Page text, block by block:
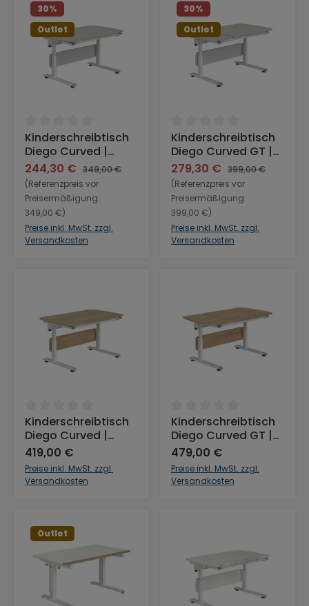
30%
Outlet
Durchschnittliche Bewertung von 0 von 5 Sternen
Kinderschreibtisch
Diego Curved |
Durchgehende
Platte in Grau,
Gestell Weiß, 120 x
70 cm
244,30 € 349,00 €
(Referenzpreis vor
Preisermäßigung:
349,00 €)
Preise inkl. MwSt. zzgl.
Versandkosten
30%
Outlet
Durchschnittliche
Kinderschreibtisch
Diego Curved GT |
Geteilte Platte in
Grau, Gestell Weiß,
130 x 70 cm
279,30 € 399,00 €
(Referenzpreis vor
Preisermäßigung:
399,00 €)
Preise inkl. MwSt. zzgl.
Versandkosten
Durchschnittliche Bewertung von 0 von 5 Sternen
Kinderschreibtisch
Diego Curved |
Durchgehende
Platte in
Holzfarbton, Gestell
Weiß, 120 x 70 cm
419,00 €
Preise inkl. MwSt. zzgl.
Versandkosten
Durchschnittliche
Kinderschreibtisch
Diego Curved GT |
Geteilte Platte in
Holzfarbton, Gestell
Weiß, 130 x 70 cm
479,00 €
Preise inkl. MwSt. zzgl.
Versandkosten
Outlet